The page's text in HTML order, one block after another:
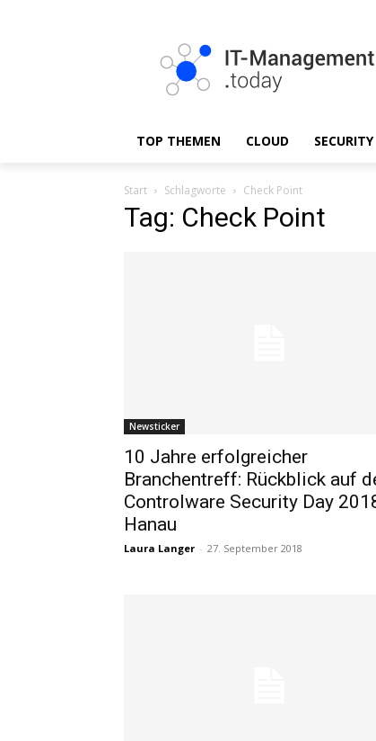
TOP THEMEN CLOUD SECURITY
Start Schlagworte Check Point
Tag: Check Point
Newsticker
10 Jahre erfolgreicher
Branchentreff: Rückblick auf
Controlware Security Day
Hanau
Laura Langer - 27. September 2018